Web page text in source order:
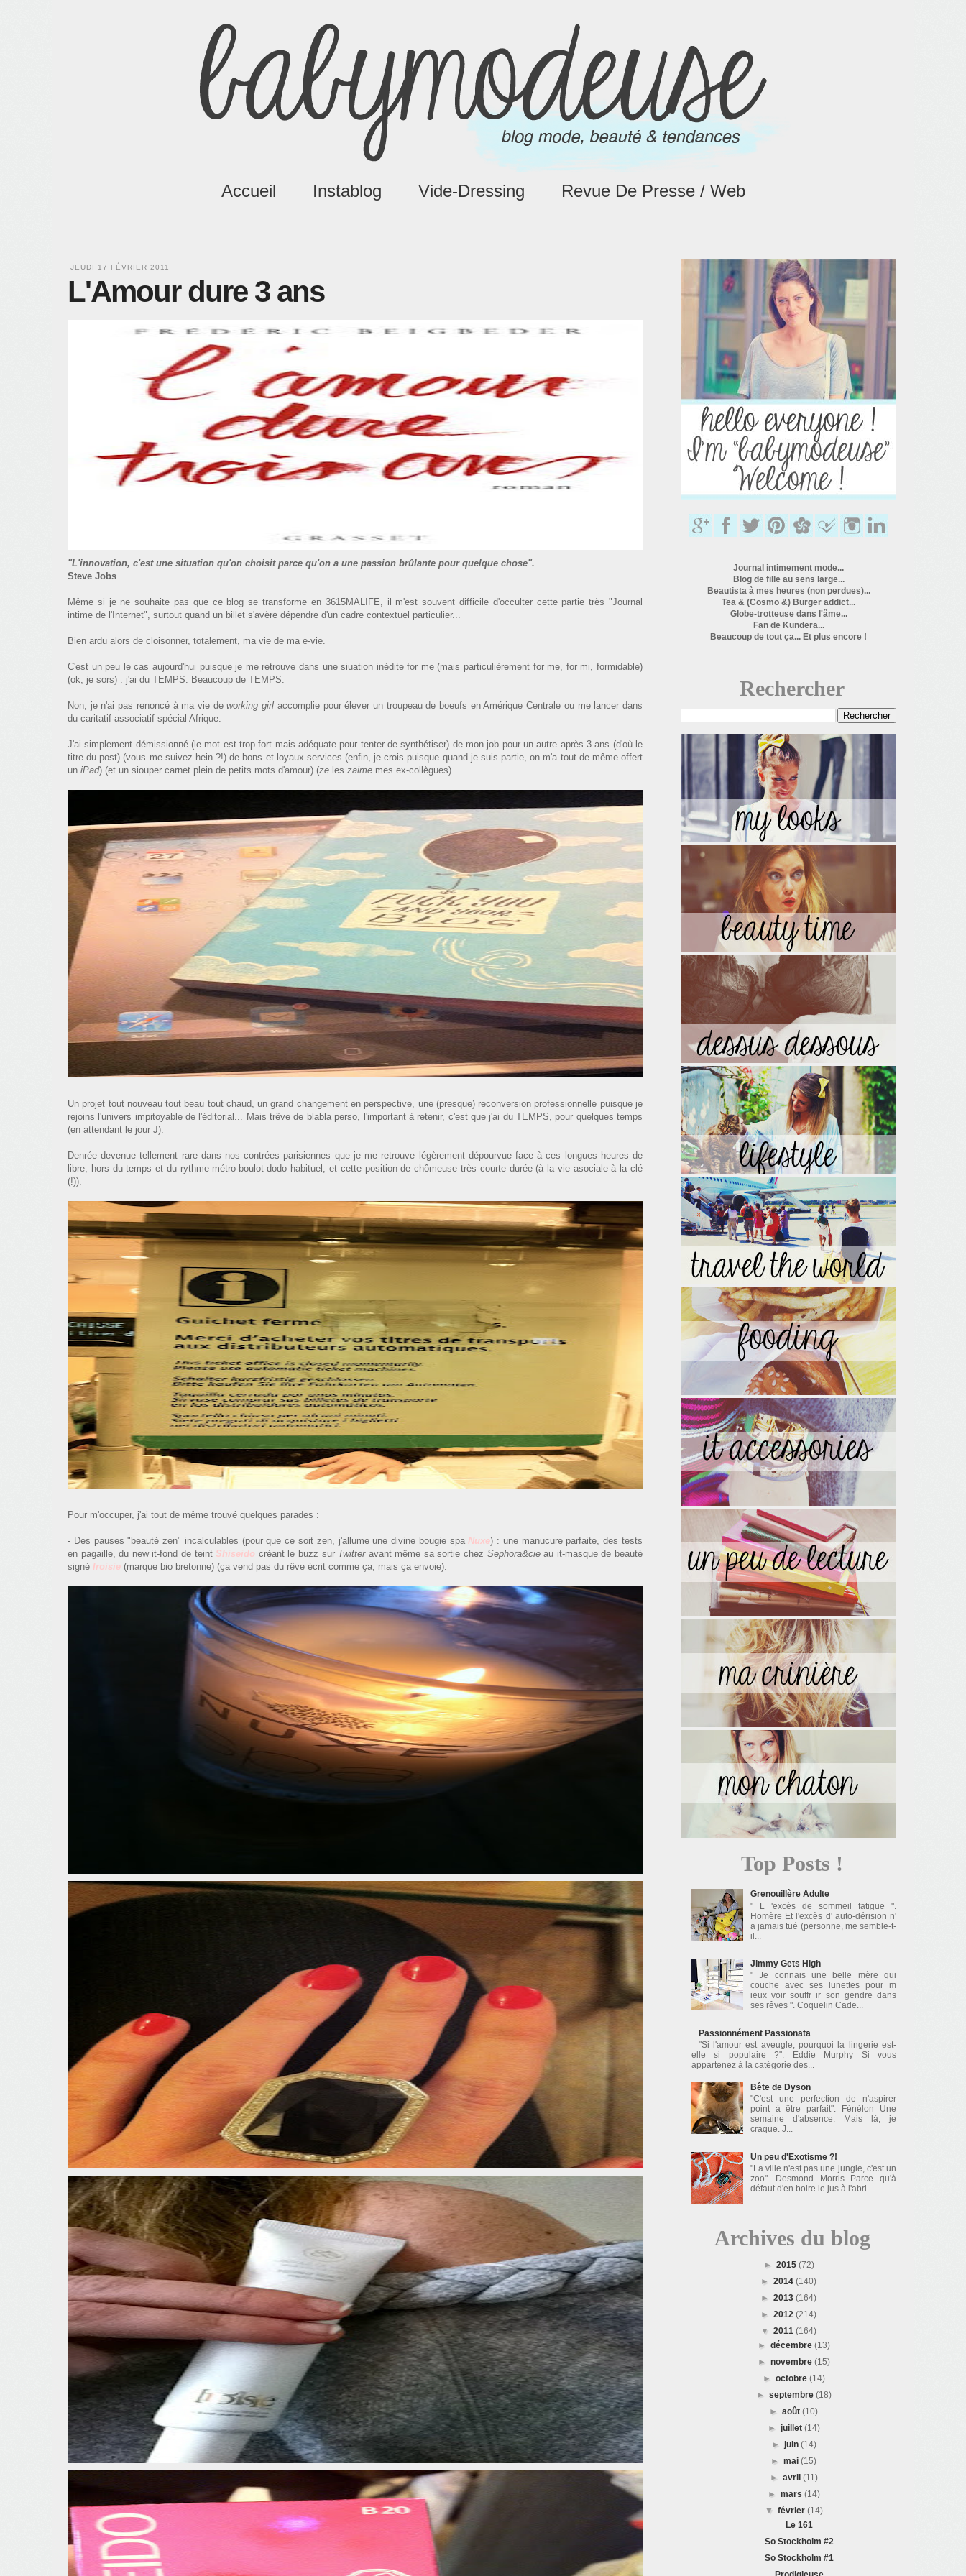
Accueil Instablog Vide-Dressing Revue De Presse / Web
JEUDI 17 FÉVRIER 2011
L'Amour dure 3 ans
"L'innovation, c'est une situation qu'on choisit parce qu'on a une passion brûlante pour quelque chose".
Steve Jobs
Même si je ne souhaite pas que ce blog se transforme en 3615MALIFE, il m'est souvent difficile d'occulter cette partie très "Journal
intime de l'Internet", surtout quand un billet s'avère dépendre d'un cadre contextuel particulier...
Bien ardu alors de cloisonner, totalement, ma vie de ma e-vie.
C'est un peu le cas aujourd'hui puisque je me retrouve dans une siuation inédite for me (mais particulièrement for me, for mi, formidable)
(ok, je sors) : j'ai du TEMPS. Beaucoup de TEMPS.
Non, je n'ai pas renoncé à ma vie deworking girl accomplie pour élever un troupeau de boeufs en Amérique Centrale ou me lancer dans
du caritatif-associatif spécial Afrique.
J'ai simplement démissionné (le mot est trop fort mais adéquate pour tenter de synthétiser) de mon job pour un autre après 3 ans (d'où le
titre du post) (vous me suivez hein ?!) de bons et loyaux services (enfin, je crois puisque quand je suis partie, on m'a tout de même offert
un iPad) (et un siouper carnet plein de petits mots d'amour) (ze les zaime mes ex-collègues).
Un projet tout nouveau tout beau tout chaud, un grand changement en perspective, une (presque) reconversion professionnelle puisque je
rejoins l'univers impitoyable de l'éditorial... Mais trêve de blabla perso, l'important à retenir, c'est que j'ai du TEMPS, pour quelques temps
(en attendant le jour J).
Denrée devenue tellement rare dans nos contrées parisiennes que je me retrouve légèrement dépourvue face à ces longues heures de
libre, hors du temps et du rythme métro-boulot-dodo habituel, et cette position de chômeuse très courte durée (à la vie asociale à la clé
(!)).
Pour m'occuper, j'ai tout de même trouvé quelques parades :
- Des pauses "beauté zen" incalculables (pour que ce soit zen, j'allume une divine bougie spa Nuxe) : une manucure parfaite, des tests
en pagaille, du new it-fond de teint Shiseido créant le buzz sur Twitteravant même sa sortie chez Sephora&cieau it-masque de beauté
signé Iroisie (marque bio bretonne) (ça vend pas du rêve écrit comme ça, mais ça envoie).
Journal intimement mode...
Blog de fille au sens large...
Beautista à mes heures (non perdues)...
Tea & (Cosmo &) Burger addict...
Globe-trotteuse dans l'âme...
Fan de Kundera...
Beaucoup de tout ça... Et plus encore !
Rechercher
Top Posts !
Grenouillère Adulte
" L 'excès de sommeil fatigue ".
Homère Et l'excès d' auto-dérision n'
a jamais tué (personne, me semble-t-
il...
Jimmy Gets High
" Je connais une belle mère qui
couche avec ses lunettes pour m
ieux voir souffr ir son gendre dans
ses rêves ". Coquelin Cade...
Passionnément Passionata
"Si l'amour est aveugle, pourquoi la lingerie est-
elle si populaire ?". Eddie Murphy Si vous
appartenez à la catégorie des...
Bête de Dyson
"C'est une perfection de n'aspirer
point à être parfait". Fénélon Une
semaine d'absence. Mais là, je
craque. J...
Un peu d'Exotisme ?!
"La ville n'est pas une jungle, c'est un
zoo". Desmond Morris Parce qu'à
défaut d'en boire le jus à l'abri...
Archives du blog
► 2015 (72)
► 2014 (140)
► 2013 (164)
► 2012 (214)
▼ 2011 (164)
► décembre (13)
► novembre (15)
► octobre (14)
► septembre (18)
►août(10)
► juillet (14)
► juin (14)
►mai(15)
► avril (11)
► mars (14)
▼ février (14)
Le 161
So Stockholm #2
So Stockholm #1